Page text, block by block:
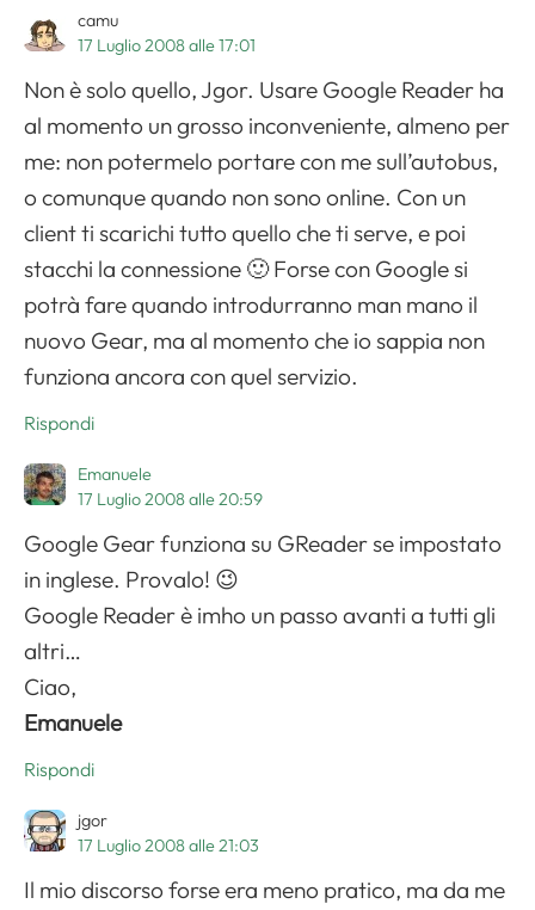
camu
17 Luglio 2008 alle 17:01
Non è solo quello, Jgor. Usare Google Reader ha
al momento un grosso inconveniente, almeno per
me: non potermelo portare con me sull’autobus,
o comunque quando non sono online. Con un
client ti scarichi tutto quello che ti serve, e poi
stacchi la connessione 🙂 Forse con Google si
potrà fare quando introdurranno man mano il
nuovo Gear, ma al momento che io sappia non
funziona ancora con quel servizio.
Rispondi
Emanuele
17 Luglio 2008 alle 20:59
Google Gear funziona su GReader se impostato
in inglese. Provalo! 😉
Google Reader è imho un passo avanti a tutti gli
altri…
Ciao,
Emanuele
Rispondi
jgor
17 Luglio 2008 alle 21:03
Il mio discorso forse era meno pratico, ma da me